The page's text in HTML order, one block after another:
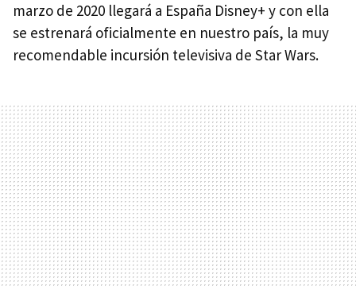
marzo de 2020 llegará a España Disney+ y con ella
se estrenará oficialmente en nuestro país, la muy
recomendable incursión televisiva de Star Wars.